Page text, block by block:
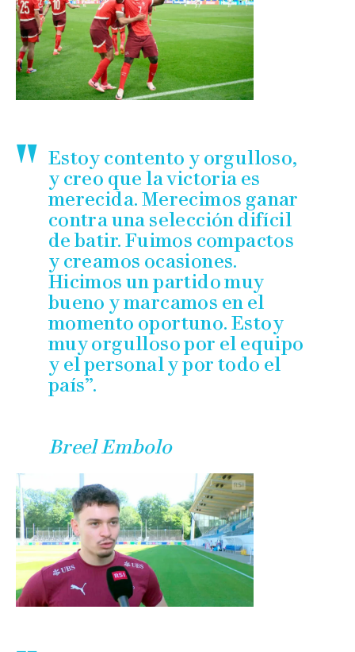
Estoy contento y orgulloso,
y creo que la victoria es
merecida. Merecimos ganar
contra una selección difícil
de batir. Fuimos compactos
y creamos ocasiones.
Hicimos un partido muy
bueno y marcamos en el
momento oportuno. Estoy
muy orgulloso por el equipo
y el personal y por todo el
país”.
Breel Embolo